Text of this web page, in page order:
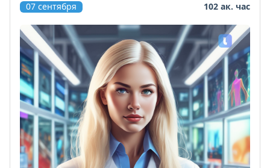
07 сентября 102 ак. час